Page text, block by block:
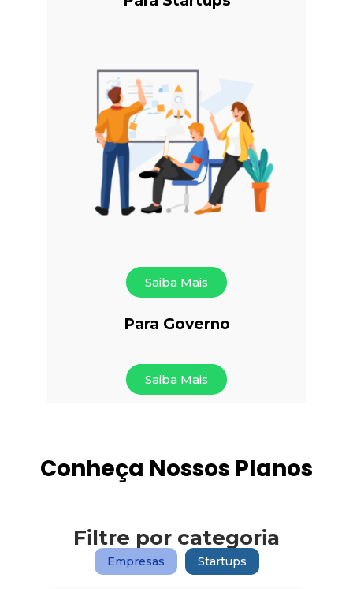
Saiba Mais
Para Governo
Saiba Mais
Conheça Nossos Planos
Filtre por categoria
Empresas Startups